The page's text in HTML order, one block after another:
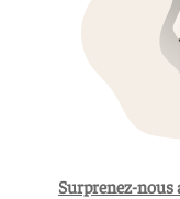
Surprenez-nous